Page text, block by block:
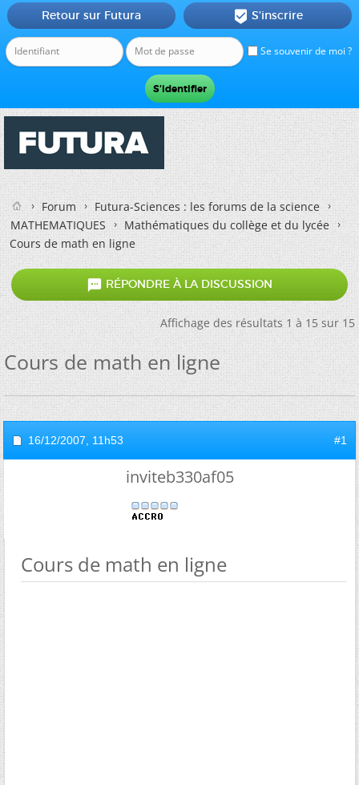
Se souvenir de moi ?
Retour sur Futura  S'inscrire
Forum
Futura-Sciences : les forums de la science
MATHEMATIQUES
Mathématiques du collège et du lycée
Cours de math en ligne
 RÉPONDRE À LA DISCUSSION
Affichage des résultats 1 à 15 sur 15
Cours de math en ligne
16/12/2007, 11h53 #1
inviteb330af05
Cours de math en ligne